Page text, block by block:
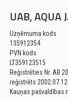
UAB, AQUA
Uzņēmuma kods
135912354
PVN kods
LT359123515
Reģistrēties Nr. AB
reģistrēts 2002.07.12
Kauņas pašvaldības